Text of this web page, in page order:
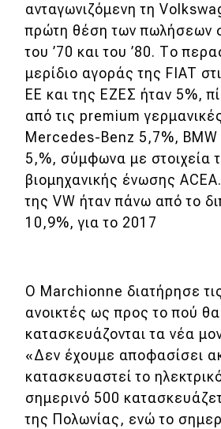
ανταγωνιζόμενη τη
πρώτη θέση των πωλήσεων
του ’70 και του ’80. Το
μερίδιο αγοράς της FIAT
ΕΕ και της ΕΖΕΣ ήταν 5%,
από τις premium
Mercedes-Benz 5,7%, BMW
5,%, σύμφωνα με στοιχεία
βιομηχανικής ένωσης
της VW ήταν πάνω από το
10,9%, για το 2017
Ο Marchionne διατήρησε
ανοικτές ως προς το πού θα
κατασκευάζονται τα νέα
«Δεν έχουμε αποφασίσει
κατασκευαστεί το
σημερινό 500
της Πολωνίας, ενώ το